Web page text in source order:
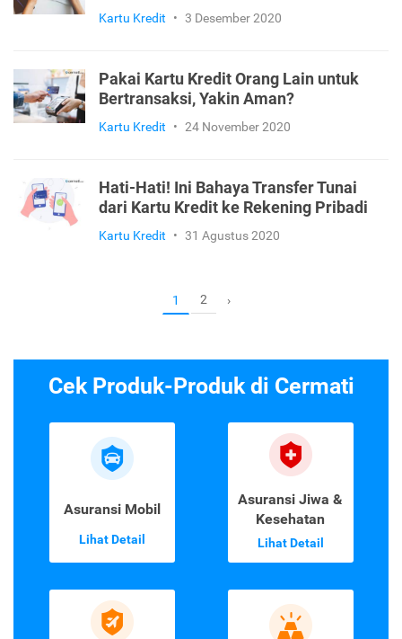
Kartu Kredit • 3 Desember 2020
Pakai Kartu Kredit Orang Lain untuk
Bertransaksi, Yakin Aman?
Kartu Kredit • 24 November 2020
Hati-Hati! Ini Bahaya Transfer Tunai
dari Kartu Kredit ke Rekening Pribadi
Kartu Kredit • 31 Agustus 2020
1 2 ›
Cek Produk-Produk di Cermati
Asuransi Mobil
Lihat Detail
Asuransi Jiwa &
Kesehatan
Lihat Detail